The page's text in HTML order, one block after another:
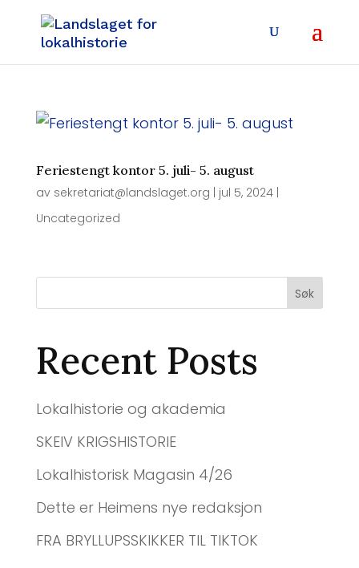
Feriestengt kontor 5. juli- 5. august
av sekretariat@landslaget.org jul 5, 2024|
Uncategorized
Søk
Recent Posts
Lokalhistorie og akademia
SKEIV KRIGSHISTORIE
Lokalhistorisk Magasin 4/26
Dette er Heimens nye redaksjon
FRA BRYLLUPSSKIKKER TIL TIKTOK